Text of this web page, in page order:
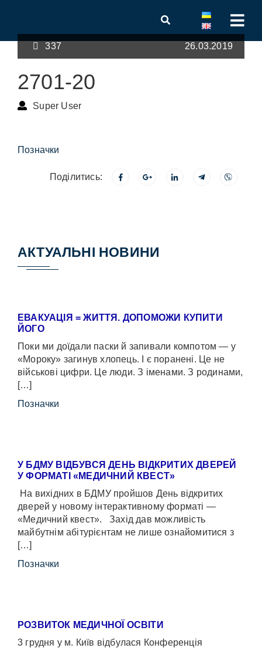
337 26.03.2019
2701-20
Super User
Позначки
Поділитись:
АКТУАЛЬНІ НОВИНИ
ЕВАКУАЦІЯ = ЖИТТЯ. ДОПОМОЖИ КУПИТИ
ЙОГО
Поки ми доїдали паски й запивали компотом — у
«Мороку» загинув хлопець. І є поранені. Це не
військові цифри. Це люди. З іменами. З родинами,
[…]
Позначки
У БДМУ ВІДБУВСЯ ДЕНЬ ВІДКРИТИХ ДВЕРЕЙ
У ФОРМАТІ «МЕДИЧНИЙ КВЕСТ»
На вихідних в БДМУ пройшов День відкритих
дверей у новому інтерактивному форматі —
«Медичний квест». Захід дав можливість
майбутнім абітурієнтам не лише ознайомитися з
[…]
Позначки
РОЗВИТОК МЕДИЧНОЇ ОСВІТИ
3 грудня у м. Київ відбулася Конференція